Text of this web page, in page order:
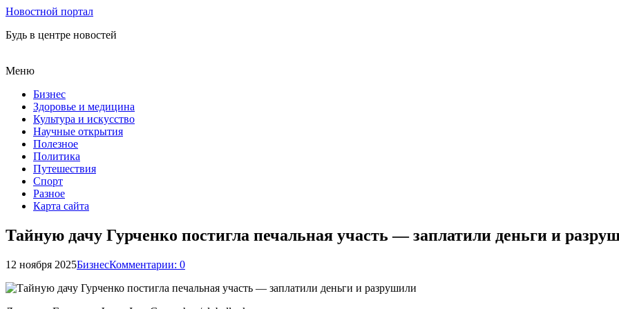
Новостной портал
Будь в центре новостей
Меню
Бизнес
Здоровье и медицина
Культура и искусство
Научные открытия
Полезное
Политика
Путешествия
Спорт
Разное
Карта сайта
Тайную дачу Гурченко постигла печальная участь — заплатили деньги и
12 ноября 2025БизнесКомментарии: 0